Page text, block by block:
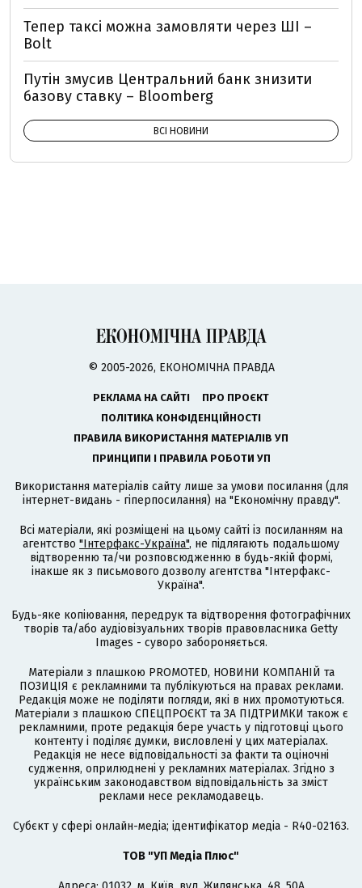
Тепер таксі можна замовляти через ШІ –
Bolt
Путін змусив Центральний банк знизити
базову ставку – Bloomberg
ВСІ НОВИНИ
© 2005-2026, ЕКОНОМІЧНА ПРАВДА
РЕКЛАМА НА САЙТІ
ПРО ПРОЄКТ
ПОЛІТИКА КОНФІДЕНЦІЙНОСТІ
ПРАВИЛА ВИКОРИСТАННЯ МАТЕРІАЛІВ УП
ПРИНЦИПИ І ПРАВИЛА РОБОТИ УП
Використання матеріалів сайту лише за умови посилання (для
інтернет-видань - гіперпосилання) на "Економічну правду".
Всі матеріали, які розміщені на цьому сайті із посиланням на
агентство "Інтерфакс-Україна", не підлягають подальшому
відтворенню та/чи розповсюдженню в будь-якій формі,
інакше як з письмового дозволу агентства "Інтерфакс-
Україна".
Будь-яке копіювання, передрук та відтворення фотографічних
творів та/або аудіовізуальних творів правовласника Getty
Images - суворо забороняється.
Матеріали з плашкою PROMOTED, НОВИНИ КОМПАНІЙ та
ПОЗИЦІЯ є рекламними та публікуються на правах реклами.
Редакція може не поділяти погляди, які в них промотуються.
Матеріали з плашкою СПЕЦПРОЄКТ та ЗА ПІДТРИМКИ також є
рекламними, проте редакція бере участь у підготовці цього
контенту і поділяє думки, висловлені у цих матеріалах.
Редакція не несе відповідальності за факти та оціночні
судження, оприлюднені у рекламних матеріалах. Згідно з
українським законодавством відповідальність за зміст
реклами несе рекламодавець.
Cубєкт у сфері онлайн-медіа; ідентифікатор медіа - R40-02163.
ТОВ "УП Медіа Плюс"